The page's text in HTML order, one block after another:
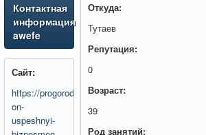
Контактная
информация
awefe
Сайт:
https://progorod43.ru/kakoi-
on-
uspeshnyi-
Откуда:
Тутаев
Репутация:
0
Возраст:
39
Род занятий: